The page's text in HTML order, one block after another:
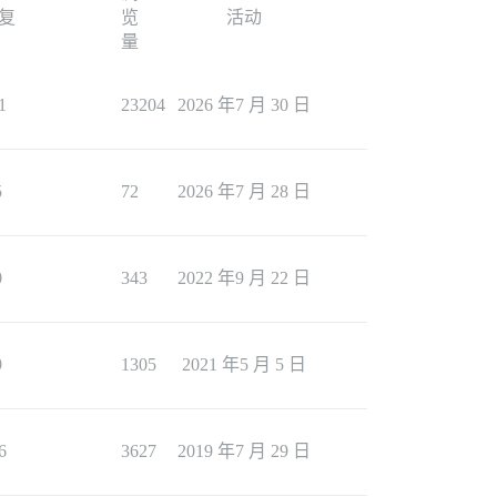
览
量
活动
23204 2026 年7 月 30 日
72 2026 年7 月 28 日
343 2022 年9 月 22 日
1305 2021 年5 月 5 日
3627 2019 年7 月 29 日